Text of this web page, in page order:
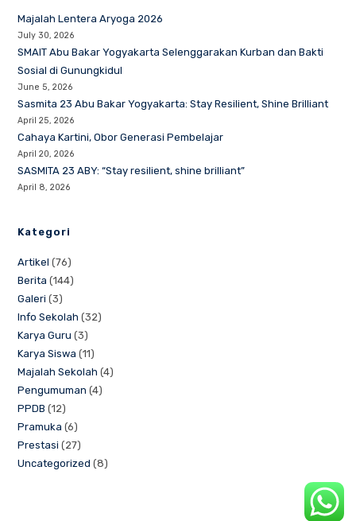
Majalah Lentera Aryoga 2026
July 30, 2026
SMAIT Abu Bakar Yogyakarta Selenggarakan Kurban dan Bakti
Sosial di Gunungkidul
June 5, 2026
Sasmita 23 Abu Bakar Yogyakarta: Stay Resilient, Shine Brilliant
April 25, 2026
Cahaya Kartini, Obor Generasi Pembelajar
April 20, 2026
SASMITA 23 ABY: “Stay resilient, shine brilliant”
April 8, 2026
Kategori
Artikel (76)
Berita (144)
Galeri (3)
Info Sekolah (32)
Karya Guru (3)
Karya Siswa (11)
Majalah Sekolah (4)
Pengumuman (4)
PPDB (12)
Pramuka (6)
Prestasi (27)
Uncategorized (8)